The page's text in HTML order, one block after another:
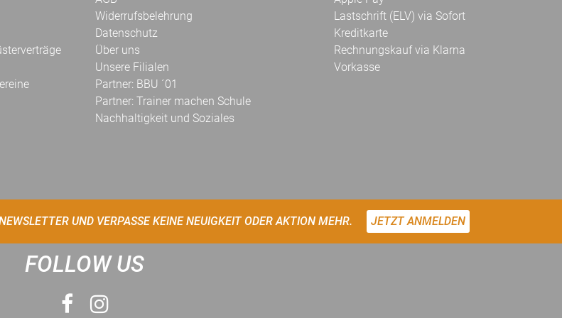
Widerrufsbelehrung
Datenschutz
Über uns
Unsere Filialen
Partner: BBU ´01
Partner: Trainer machen Schule
Nachhaltigkeit und Soziales
Lastschrift (ELV) via Sofort
Kreditkarte
Rechnungskauf via Klarna
Vorkasse
UND VERPASSE KEINE NEUIGKEIT ODER AKTION MEHR. JETZT ANMELDEN
FOLLOW US